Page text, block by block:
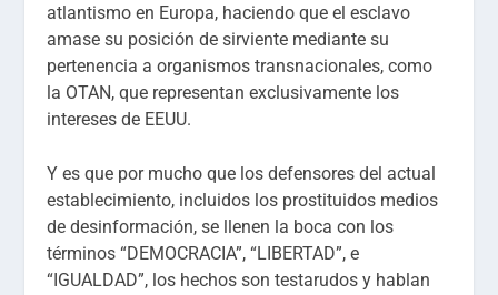
atlantismo en Europa, haciendo que el esclavo
amase su posición de sirviente mediante su
pertenencia a organismos transnacionales, como
la OTAN, que representan exclusivamente los
intereses de EEUU.
Y es que por mucho que los defensores del actual
establecimiento, incluidos los prostituidos medios
de desinformación, se llenen la boca con los
términos “DEMOCRACIA”, “LIBERTAD”, e
“IGUALDAD”, los hechos son testarudos y hablan